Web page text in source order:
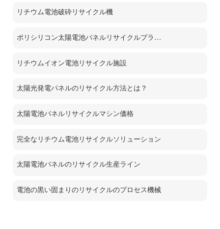
リチウム電池破砕リサイクル機
ポリシリコン太陽電池パネルリサイクルプラント
リチウムイオン電池リサイクル施設
太陽光発電パネルのリサイクル方法とは？
太陽電池パネルリサイクルマシン価格
完全なリチウム電池リサイクルソリューション
太陽電池パネルのリサイクル生産ライン
電池の黒い固まりのリサイクルのプロセス機械